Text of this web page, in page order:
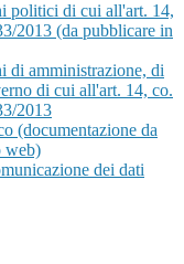
politici di cui all'art. 14,
2013 (da pubblicare in
di amministrazione, di
di cui all'art. 14, co.
2013
(documentazione da
web)
dei dati